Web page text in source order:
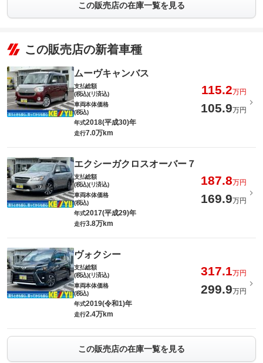
この販売店の在庫一覧を見る
この販売店の新着車種
ムーヴキャンバス
支払総額
(税込)(リ済込)
115.2万円
車両本体価格
(税込)
105.9万円
年式2018(平成30)年
走行7.0万km
エクシーガクロスオーバー７
支払総額
(税込)(リ済込)
187.8万円
車両本体価格
(税込)
169.9万円
年式2017(平成29)年
走行3.8万km
ヴォクシー
支払総額
(税込)(リ済込)
317.1万円
車両本体価格
(税込)
299.9万円
年式2019(令和1)年
走行2.4万km
この販売店の在庫一覧を見る